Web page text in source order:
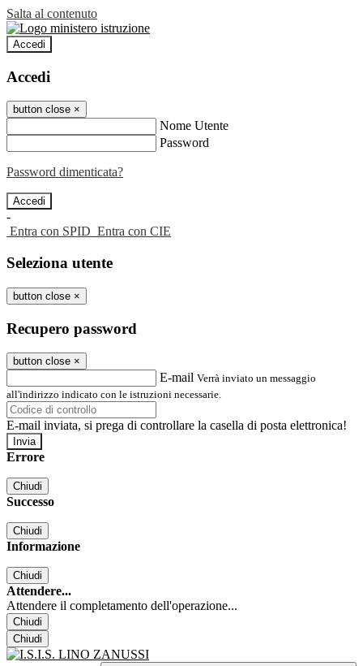
Salta al contenuto
Accedi
Accedi
button close ×
Nome Utente
Password
Password dimenticata?
-
Entra con SPID Entra con CIE
Seleziona utente
button close ×
Recupero password
button close ×
E-mail Verrà inviato un messaggio
all'indirizzo indicato con le istruzioni necessarie.
E-mail inviata, si prega di controllare la casella di posta elettronica!
Errore
Chiudi
Successo
Chiudi
Informazione
Chiudi
Attendere...
Attendere il completamento dell'operazione...
Chiudi
Chiudi